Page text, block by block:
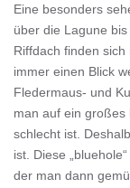
Eine besonders
über die Lagune
Riffdach finden
immer einen Blick
Fledermaus- und
man auf ein großes
schlecht ist.
ist. Diese
der man dann